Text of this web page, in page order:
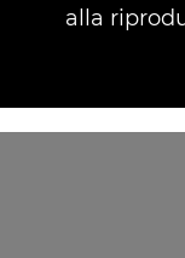
alla